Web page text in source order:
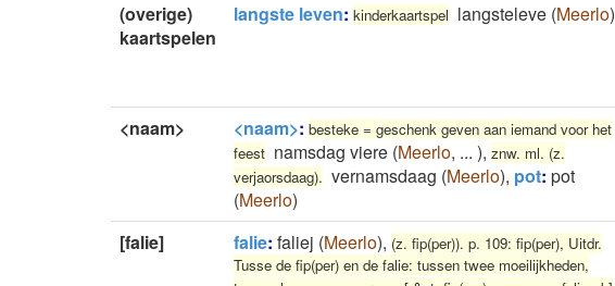
(overige)
kaartspelen
langste leven: kinderkaartspel langsteleve (Meerlo)
<naam>
<naam>: besteke = geschenk geven aan iemand voor het
feest namsdag viere (Meerlo, ... ), znw. ml. (z.
verjaorsdaag). vernamsdaag (Meerlo), pot: pot
(Meerlo)
[falie] falie: faliej (Meerlo), (z. fip(per)). p. 109: fip(per), Uitdr.
Tusse de fip(per) en de falie: tussen twee moeilijkheden,